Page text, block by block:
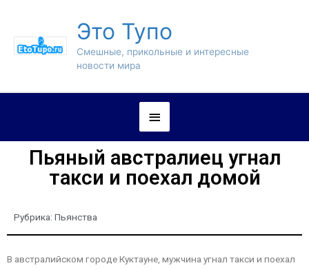
Это Тупо
Смешные, прикольные и интересные
новости мира
Пьяный австралиец угнал
такси и поехал домой
Рубрика: Пьянства
В австралийском городе Куктауне, мужчина угнал такси и поехал